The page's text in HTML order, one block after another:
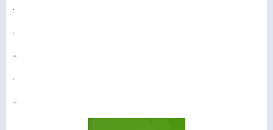
.
.
..
.
..